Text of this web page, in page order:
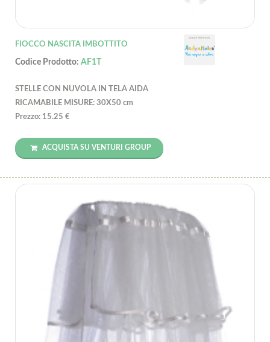
FIOCCO NASCITA IMBOTTITO
Codice Prodotto: AF1T
STELLE CON NUVOLA IN TELA AIDA
RICAMABILE MISURE: 30X50 cm
Prezzo: 15.25 €
ACQUISTA SU VENTURI GROUP